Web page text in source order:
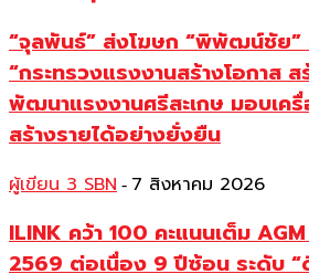
“จุลพันธ์” ส่งโฆษก “พิพัฒน์ชัย”
“กระทรวงแรงงานสร้างโอกาส
พัฒนาแรงงานศรีสะเกษ มอบเค
สร้างรายได้อย่างยั่งยืน
ผู้เขียน 3 SBN - 7 สิงหาคม 2026
ILINK คว้า 100 คะแนนเต็ม
2569 ต่อเนื่อง 9 ปีซ้อน ระดับ “